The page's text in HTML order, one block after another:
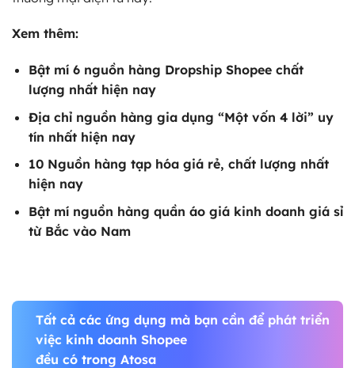
Xem thêm:
Bật mí 6 nguồn hàng Dropship Shopeechất
lượng nhất hiện nay
Địa chỉ nguồn hàng gia dụng “Một vốn 4 lời” uy
tín nhất hiện nay
10 Nguồn hàng tạp hóa giá rẻ, chất lượng nhất
hiện nay
Bật mí nguồn hàng quần áo giá kinh doanh giá sỉ
từ Bắc vào Nam
Tất cả các ứng dụng mà bạn cần để phát triển
việc kinh doanh Shopee
đều có trong Atosa